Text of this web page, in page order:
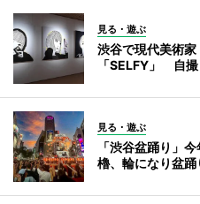
見る・遊ぶ
渋谷で現代美術
「SELFY」 自撮
見る・遊ぶ
「渋谷盆踊り」
櫓、輪になり盆踊